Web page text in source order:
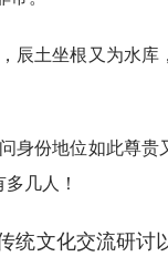
辰土坐根又为水库
身份地位如此尊贵
几人！
统文化交流研讨